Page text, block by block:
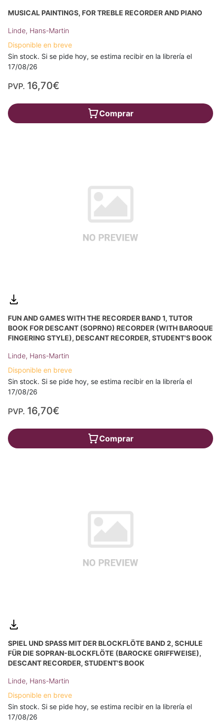
MUSICAL PAINTINGS, FOR TREBLE RECORDER AND PIANO
Linde, Hans-Martin
Disponible en breve
Sin stock. Si se pide hoy, se estima recibir en la librería el
17/08/26
PVP. 16,70€
Comprar
FUN AND GAMES WITH THE RECORDER BAND 1, TUTOR
BOOK FOR DESCANT (SOPRNO) RECORDER (WITH BAROQUE
FINGERING STYLE), DESCANT RECORDER, STUDENT'S BOOK
Linde, Hans-Martin
Disponible en breve
Sin stock. Si se pide hoy, se estima recibir en la librería el
17/08/26
PVP. 16,70€
Comprar
SPIEL UND SPASS MIT DER BLOCKFLÖTE BAND 2, SCHULE F
ÜR DIE SOPRAN-BLOCKFLÖTE (BAROCKE GRIFFWEISE), D
ESCANT RECORDER, STUDENT'S BOOK
Linde, Hans-Martin
Disponible en breve
Sin stock. Si se pide hoy, se estima recibir en la librería el
17/08/26